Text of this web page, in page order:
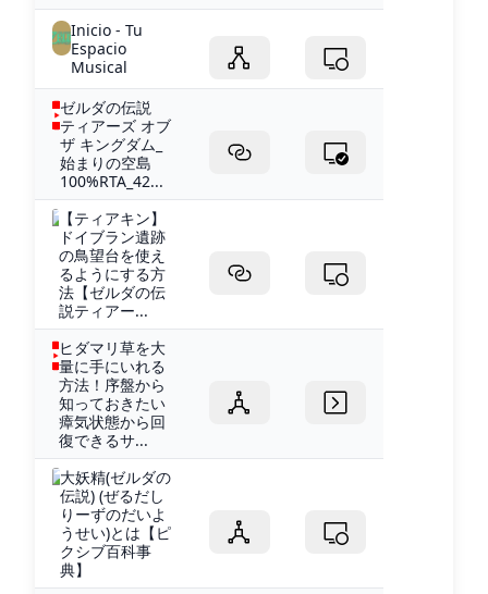
Inicio - Tu
Espacio
Musical
ゼルダの伝説
ティアーズ オブ
ザ キングダム_
始まりの空島
100%RTA_42...
【ティアキン】
ドイブラン遺跡
の鳥望台を使え
るようにする方
法【ゼルダの伝
説ティアー...
ヒダマリ草を大
量に手にいれる
方法！序盤から
知っておきたい
瘴気状態から回
復できるサ...
大妖精(ゼルダの
伝説) (ぜるだし
りーずのだいよ
うせい)とは【ピ
クシブ百科事
典】